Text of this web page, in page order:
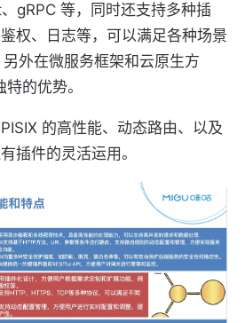
gRPC 等，同时还支持多种插
权、日志等，可以满足各种场景
外在微服务框架和云原生方
的优势。
的高性能、动态路由、以及
插件的灵活运用。